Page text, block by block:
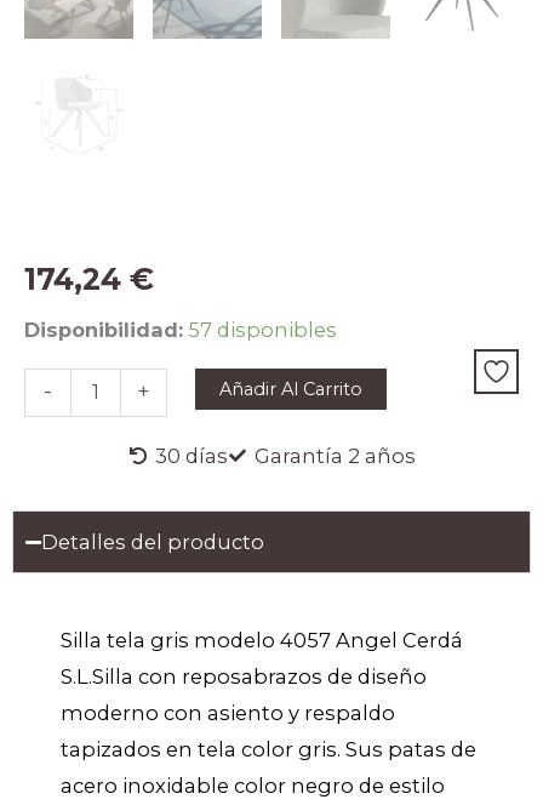
174,24 €
Disponibilidad: 57 disponibles
-
Silla
gris
cantidad
+ Añadir Al Carrito
30 días Garantía 2 años
Detalles del producto
Silla tela gris modelo 4057 Angel Cerdá
S.L.Silla con reposabrazos de diseño
moderno con asiento y respaldo
tapizados en tela color gris. Sus patas de
acero inoxidable color negro de estilo